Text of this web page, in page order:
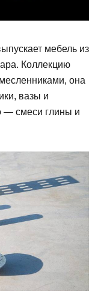
мебель из
Коллекцию
она
вазы и
— смеси глины и